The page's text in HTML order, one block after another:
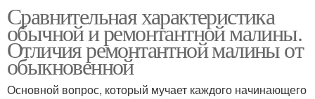
Сравнительная характеристика
обычной и ремонтантной малины.
Отличия ремонтантной малины от
обыкновенной
Основной вопрос, который мучает каждого начинающего